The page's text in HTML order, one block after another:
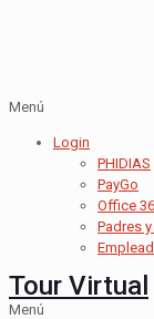
Menú
Login
PHIDIAS
PayGo
Office
Padres
Tour Virtual
Menú